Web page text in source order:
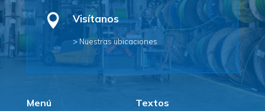
 Visítanos
> Nuestras ubicaciones
Menú Textos